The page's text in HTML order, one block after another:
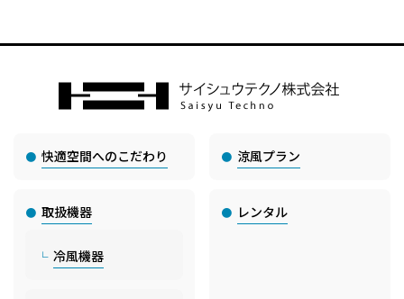
快適空間へのこだわり 涼風プラン
取扱機器
冷風機器
レンタル